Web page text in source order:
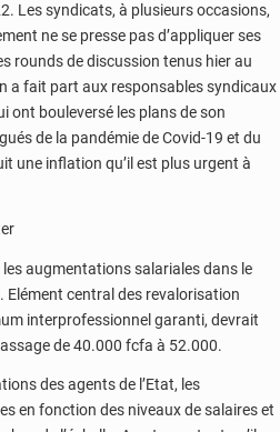
Les syndicats, à plusieurs occasions,
ne se presse pas d’appliquer ses
rounds de discussion tenus hier au
a fait part aux responsables syndicaux
ont bouleversé les plans de son
de la pandémie de Covid-19 et du
une inflation qu’il est plus urgent à
augmentations salariales dans le
central des revalorisation
interprofessionnel garanti, devrait
de 40.000 fcfa à 52.000.
des agents de l’Etat, les
en fonction des niveaux de salaires et